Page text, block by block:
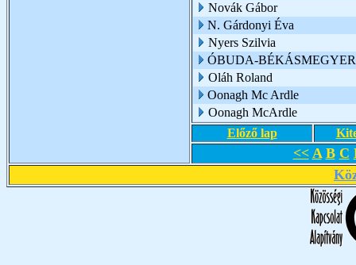
Novák Gábor
N. Gárdonyi Éva
Nyers Szilvia
ÓBUDA-
Oláh Roland
Oonagh Mc Ardle
Oonagh McArdle
Előző lap
<< A B C